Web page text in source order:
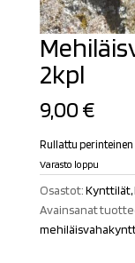
2kpl
9,00€
Rullattu
Varasto loppu
Osastot:Kynttilät,
Avainsanat